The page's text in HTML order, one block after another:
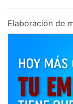
Elaboración de